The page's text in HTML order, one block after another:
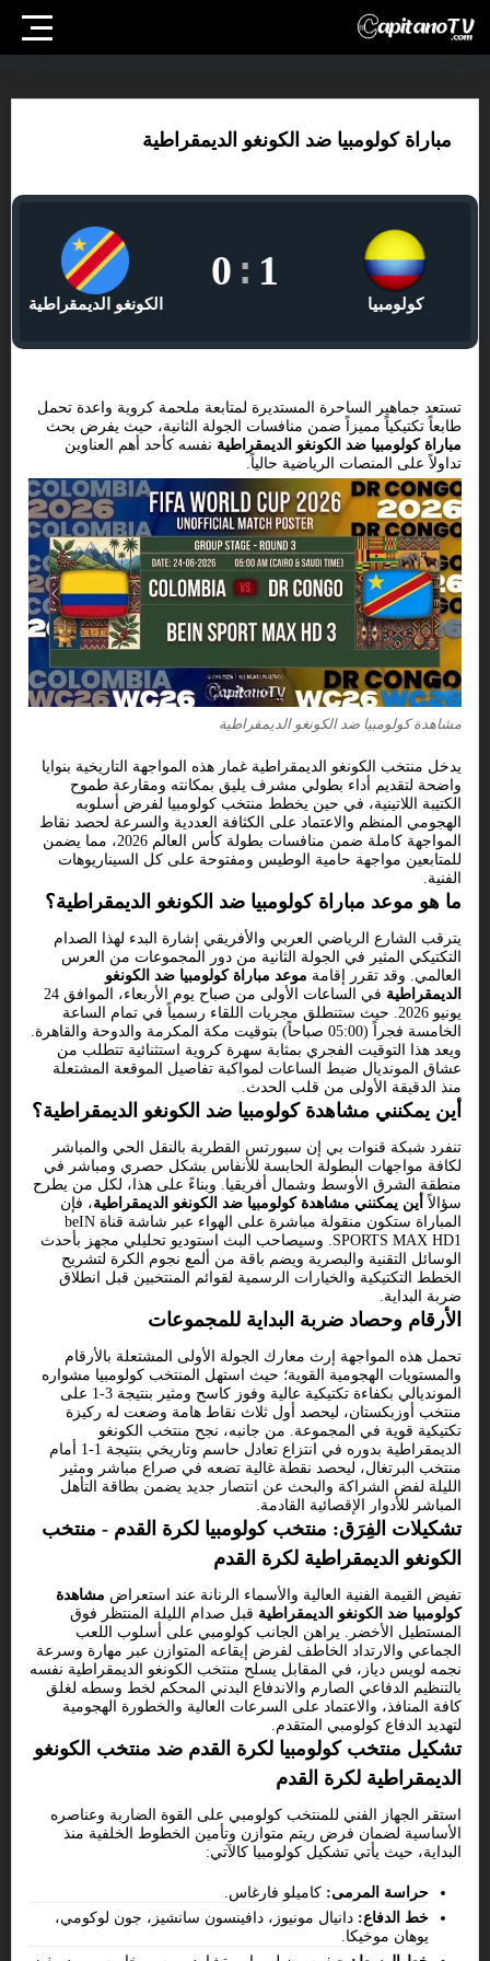
مباراة كولومبيا ضد الكونغو الديمقراطية
كولومبيا
1
:
0
الكونغو الديمقراطية
تستعد جماهير الساحرة المستديرة لمتابعة ملحمة كروية واعدة تحمل
طابعاً تكتيكياً مميزاً ضمن منافسات الجولة الثانية، حيث يفرض بحث
مباراة كولومبيا ضد الكونغو الديمقراطية نفسه كأحد أهم العناوين
تداولاً على المنصات الرياضية حالياً.
مشاهدة كولومبيا ضد الكونغو الديمقراطية
يدخل منتخب الكونغو الديمقراطية غمار هذه المواجهة التاريخية بنوايا
واضحة لتقديم أداء بطولي مشرف يليق بمكانته ومقارعة طموح
الكتيبة اللاتينية، في حين يخطط منتخب كولومبيا لفرض أسلوبه
الهجومي المنظم والاعتماد على الكثافة العددية والسرعة لحصد نقاط
المواجهة كاملة ضمن منافسات بطولة كأس العالم 2026، مما يضمن
للمتابعين مواجهة حامية الوطيس ومفتوحة على كل السيناريوهات
الفنية.
ما هو موعد مباراة كولومبيا ضد الكونغو الديمقراطية؟
يترقب الشارع الرياضي العربي والأفريقي إشارة البدء لهذا الصدام
التكتيكي المثير في الجولة الثانية من دور المجموعات من العرس
العالمي. وقد تقرر إقامة موعد مباراة كولومبيا ضد الكونغو
الديمقراطية
في الساعات الأولى من صباح يوم الأربعاء، الموافق 24
يونيو 2026. حيث ستنطلق مجريات اللقاء رسمياً في تمام الساعة
الخامسة فجراً (05:00 صباحاً) بتوقيت مكة المكرمة والدوحة والقاهرة.
ويعد هذا التوقيت الفجري بمثابة سهرة كروية استثنائية تتطلب من
عشاق المونديال ضبط الساعات لمواكبة تفاصيل الموقعة المشتعلة
منذ الدقيقة الأولى من قلب الحدث.
أين يمكنني مشاهدة كولومبيا ضد الكونغو الديمقراطية؟
تنفرد شبكة قنوات بي إن سبورتس القطرية بالنقل الحي والمباشر
لكافة مواجهات البطولة الحابسة للأنفاس بشكل حصري ومباشر في
منطقة الشرق الأوسط وشمال أفريقيا. وبناءً على هذا، لكل من يطرح
سؤالاً أين يمكنني مشاهدة كولومبيا ضد الكونغو الديمقراطية، فإن
المباراة ستكون منقولة مباشرة على الهواء عبر شاشة قناة beIN
SPORTS MAX HD1. وسيصاحب البث استوديو تحليلي مجهز بأحدث
الوسائل التقنية والبصرية ويضم باقة من ألمع نجوم الكرة لتشريح
الخطط التكتيكية والخيارات الرسمية لقوائم المنتخبين قبل انطلاق
ضربة البداية.
الأرقام وحصاد ضربة البداية للمجموعات
تحمل هذه المواجهة إرث معارك الجولة الأولى المشتعلة بالأرقام
والمستويات الهجومية القوية؛ حيث استهل المنتخب كولومبيا مشواره
المونديالي بكفاءة تكتيكية عالية وفوز كاسح ومثير بنتيجة 3-1 على
منتخب أوزبكستان، ليحصد أول ثلاث نقاط هامة وضعت له ركيزة
تكتيكية قوية في المجموعة. من جانبه، نجح منتخب الكونغو
الديمقراطية بدوره في انتزاع تعادل حاسم وتاريخي بنتيجة 1-1 أمام
منتخب البرتغال، ليحصد نقطة غالية تضعه في صراع مباشر ومثير
الليلة لفض الشراكة والبحث عن انتصار جديد يضمن بطاقة التأهل
المباشر للأدوار الإقصائية القادمة.
تشكيلات الفِرَق: منتخب كولومبيا لكرة القدم - منتخب
الكونغو الديمقراطية لكرة القدم
تفيض القيمة الفنية العالية والأسماء الرنانة عند استعراض مشاهدة
كولومبيا ضد الكونغو الديمقراطية قبل صدام الليلة المنتظر فوق
المستطيل الأخضر. يراهن الجانب كولومبي على أسلوب اللعب
الجماعي والارتداد الخاطف لفرض إيقاعه المتوازن عبر مهارة وسرعة
نجمه لويس دياز، في المقابل يسلح منتخب الكونغو الديمقراطية نفسه
بالتنظيم الدفاعي الصارم والاندفاع البدني المحكم لخط وسطه لغلق
كافة المنافذ، والاعتماد على السرعات العالية والخطورة الهجومية
لتهديد الدفاع كولومبي المتقدم.
تشكيل منتخب كولومبيا لكرة القدم ضد منتخب الكونغو
الديمقراطية لكرة القدم
استقر الجهاز الفني للمنتخب كولومبي على القوة الضاربة وعناصره
الأساسية لضمان فرض ريتم متوازن وتأمين الخطوط الخلفية منذ
البداية، حيث يأتي تشكيل كولومبيا كالآتي:
حراسة المرمى: كاميلو فارغاس.
خط الدفاع: دانيال مونيوز، دافينسون سانشيز، جون لوكومي،
يوهان موخيكا.